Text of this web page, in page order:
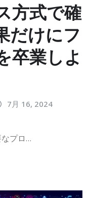
方式で確
だけにフ
卒業しよ
7月 16, 2024
プロ…